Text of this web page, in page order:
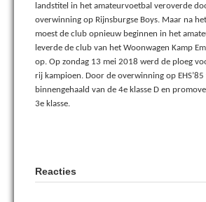
landstitel in het amateurvoetbal veroverde
overwinning op Rijnsburgse Boys. Maar na
moest de club opnieuw beginnen in het
leverde de club van het Woonwagen Kamp
op. Op zondag 13 mei 2018 werd de ploeg
rij kampioen. Door de overwinning op EHS’85
binnengehaald van de 4e klasse D en
3e klasse.
Reacties